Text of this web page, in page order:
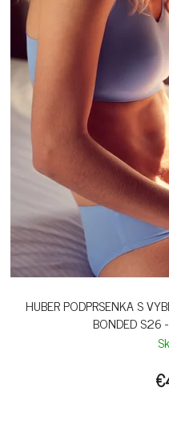
HUBER PODPRSENKA S
BONDED S26